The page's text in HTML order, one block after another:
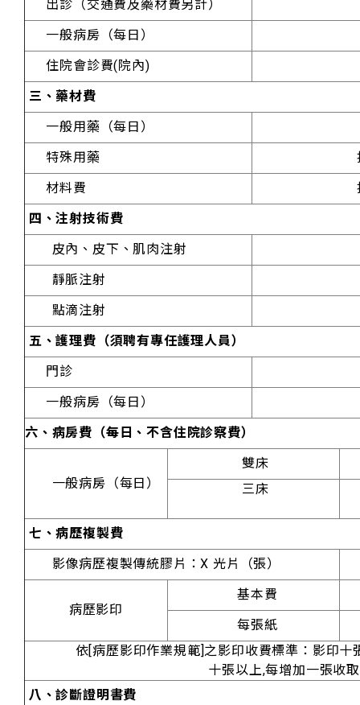
出診（交通費及藥材費另計）
一般病房（每日）
住院會診費(院內)
三、藥材費
一般用藥（每日）
特殊用藥
材料費
四、注射技術費
皮內、皮下、肌肉注射
靜脈注射
點滴注射
五、護理費（須聘有專任護理人員）
門診
一般病房（每日）
六、病房費（每日、不含住院診察費）
一般病房（每日）
雙床
三床
七、病歷複製費
影像病歷複製傳統膠片：X 光片（張）
病歷影印
基本費
每張紙
依[病歷影印作業規範]之影印收費標準：影印
十張以上,每增加一張收
八、診斷證明書費